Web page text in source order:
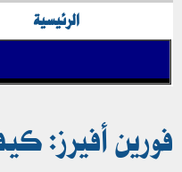
الرئيسية
فورين أفيرز: